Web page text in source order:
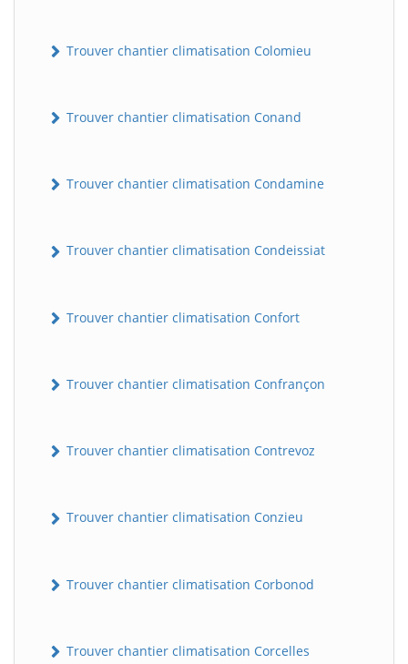
Trouver chantier climatisation Colomieu
Trouver chantier climatisation Conand
Trouver chantier climatisation Condamine
Trouver chantier climatisation Condeissiat
Trouver chantier climatisation Confort
Trouver chantier climatisation Confrançon
Trouver chantier climatisation Contrevoz
Trouver chantier climatisation Conzieu
Trouver chantier climatisation Corbonod
Trouver chantier climatisation Corcelles
BatiWebPro